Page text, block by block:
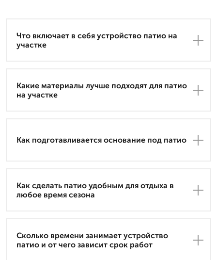
Что включает в себя устройство патио на
участке
Какие материалы лучше подходят для патио
на участке
Как подготавливается основание под патио
Как сделать патио удобным для отдыха в
любое время сезона
Сколько времени занимает устройство
патио и от чего зависит срок работ